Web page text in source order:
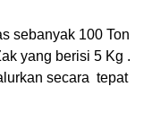
sebanyak 100 Ton
yang berisi 5 Kg .
secara tepat